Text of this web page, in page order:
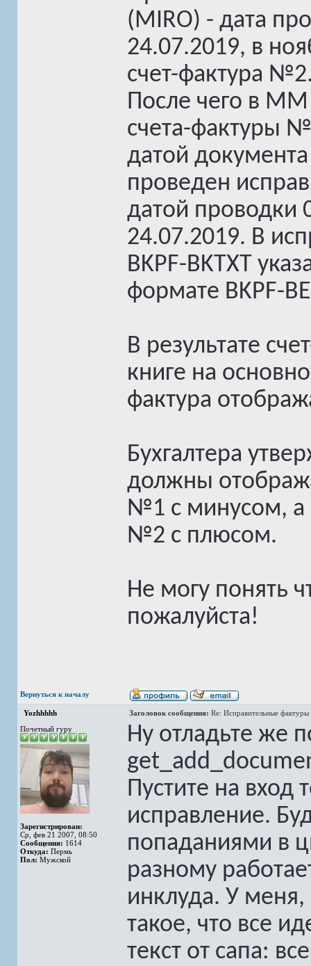
(MIRO) - дата
24.07.2019, в
счет-фактура
После чего в
счета-фактуры
датой
проведен
датой проводки
24.07.2019. В
BKPF-BKTXT
формате BKPF-
В результате
книге на
фактура
Бухгалтера
должны
№1 с минусом, а
№2 с плюсом.
Не могу понять
пожалуйста!
Вернуться к началу
Yozhhhhh Заголовок сообщения: Re: Исправительные фактуры
Почетный гуру
Зарегистрирован:
Ср, фев 21 2007, 08:50
Сообщения: 1614
Откуда: Пермь
Пол: Мужской
Ну отладьте же
Пустите на вход
исправление.
попаданиями в
разному
инклуда. У меня,
такое, что все
текст от сапа: